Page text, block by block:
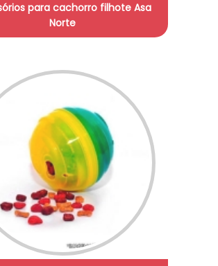
para cachorro filhote Asa
Norte